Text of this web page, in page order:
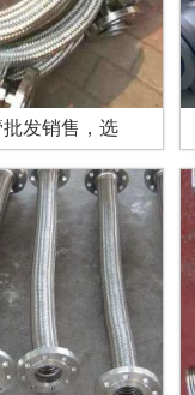
发销售，选